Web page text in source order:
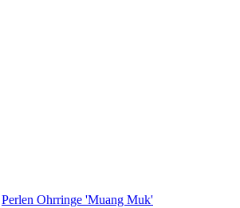
Perlen Ohrringe 'Muang Muk'